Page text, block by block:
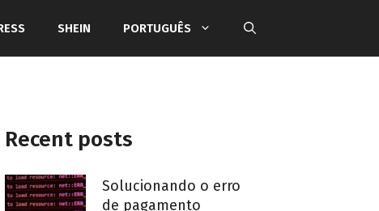
SHEIN PORTUGUÊS
Recent posts
Solucionando o erro
de pagamento